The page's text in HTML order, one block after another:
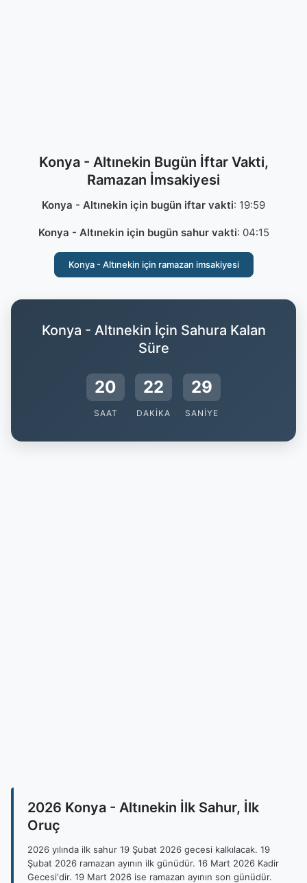
Konya - Altınekin Bugün İftar Vakti,
Ramazan İmsakiyesi
Konya - Altınekin için bugün iftar vakti: 19:59
Konya - Altınekin için bugün sahur vakti: 04:15
Konya - Altınekin için ramazan imsakiyesi
Konya - Altınekin İçin Sahura Kalan
Süre
20
SAAT
22
DAKIKA
29
SANIYE
2026 Konya - Altınekin İlk Sahur, İlk
Oruç
2026 yılında ilk sahur 19 Şubat 2026 gecesi kalkılacak. 19
Şubat 2026 ramazan ayının ilk günüdür. 16 Mart 2026 Kadir
Gecesi'dir. 19 Mart 2026 ise ramazan ayının son günüdür.